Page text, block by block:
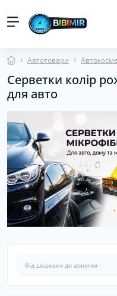
Автотовари
Серветки колір
для авто